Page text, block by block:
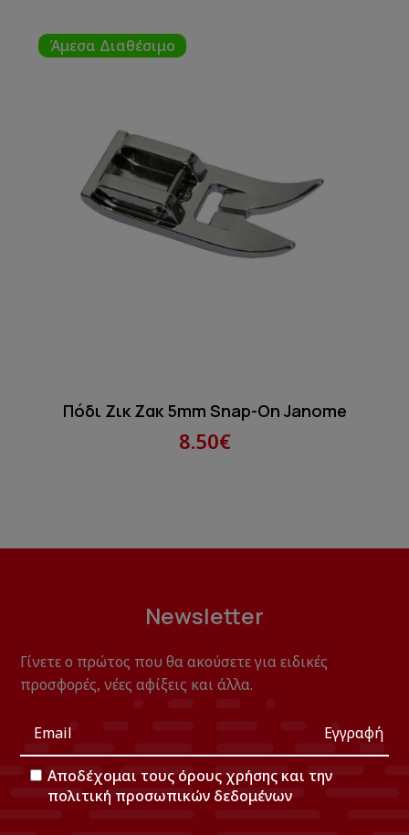
Άμεσα Διαθέσιμο
Πόδι Ζικ Ζακ 5mm Snap-On Janome
8.50€
Newsletter
Γίνετε ο πρώτος που θα ακούσετε για ειδικές
προσφορές, νέες αφίξεις και άλλα.
Εγγραφή
Αποδέχομαι τους όρους χρήσης και την
πολιτική προσωπικών δεδομένων